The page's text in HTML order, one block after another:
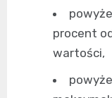
procent
wartości,